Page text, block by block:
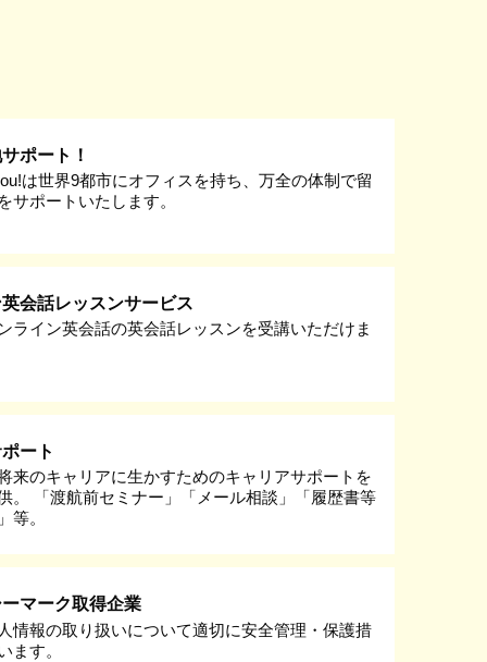
ポート！
は世界9都市にオフィスを持ち、万全の体制で留
サポートいたします。
会話レッスンサービス
ライン英会話の英会話レッスンを受講いただけま
ート
来のキャリアに生かすためのキャリアサポートを
。 「渡航前セミナー」「メール相談」「履歴書等
等。
マーク取得企業
情報の取り扱いについて適切に安全管理・保護措
ます。